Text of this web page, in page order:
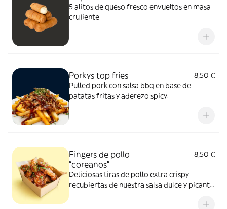
5 alitos de queso fresco envueltos en masa
crujiente
Porkys top fries
8,50 €
Pulled pork con salsa bbq en base de
patatas fritas y aderezo spicy.
Fingers de pollo
“coreanos”
8,50 €
Deliciosas tiras de pollo extra crispy
recubiertas de nuestra salsa dulce y picante